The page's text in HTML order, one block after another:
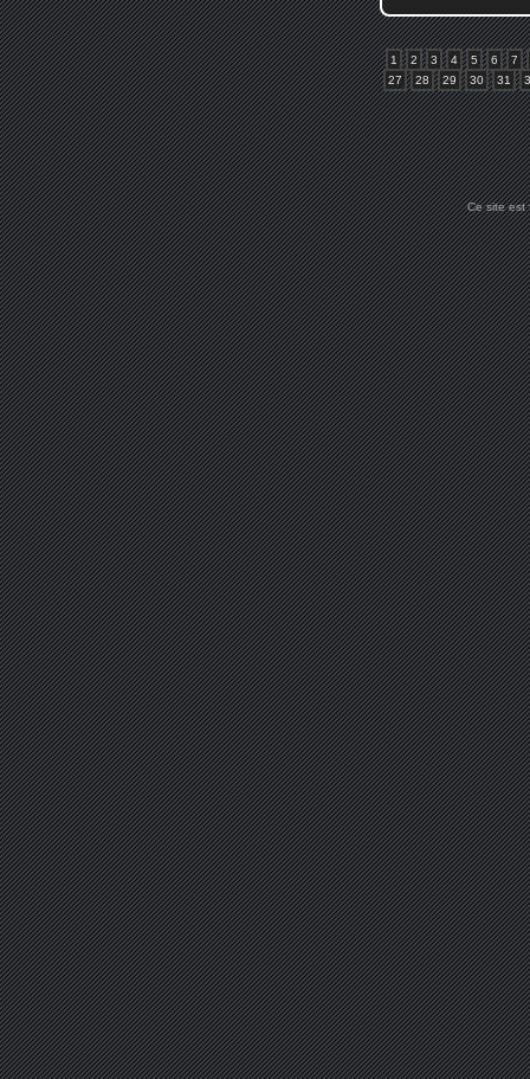
1 2 3 4 5 6
7
27
28 29 30 31
Ce site est